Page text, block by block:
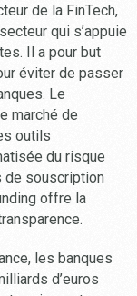
de la FinTech,
qui s’appuie
Il a pour but
éviter de passer
Le
marché de
outils
du risque
de souscription
offre la
les banques
d’euros